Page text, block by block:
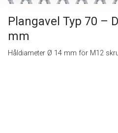
Plangavel Typ 70 –
mm
Håldiameter Ø 14 mm för M12